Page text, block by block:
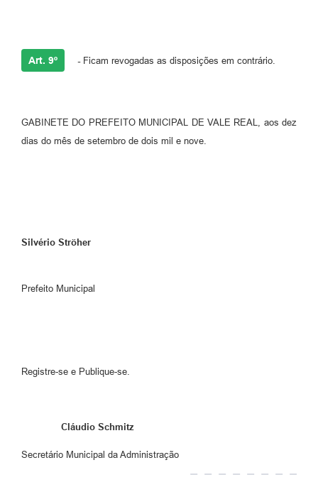
Art. 9º -Ficam revogadas as disposições em contrário.
GABINETE DO PREFEITO MUNICIPAL DE VALE REAL, aos dez
dias do mês de setembro de dois mil e nove.
Silvério Ströher
Prefeito Municipal
Registre-se e Publique-se.
Cláudio Schmitz
Secretário Municipal da Administração